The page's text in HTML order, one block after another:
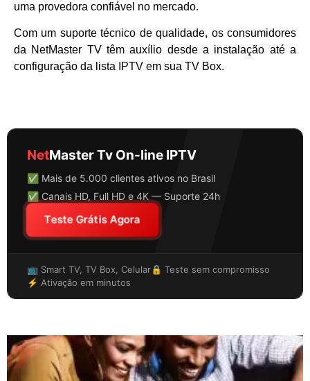
uma provedora confiável no mercado.
Com um suporte técnico de qualidade, os consumidores
da NetMaster TV têm auxílio desde a instalação até a
configuração da lista IPTV em sua TV Box.
NetMaster Tv On-line IPTV
✅ Mais de 5.000 clientes ativos no Brasil
✅ Canais HD, Full HD e 4K — Suporte 24h
Teste Grátis Agora
📺 Smart TV, TV Box, Celular🔒 Teste sem compromisso
⚡ Ativação em minutos